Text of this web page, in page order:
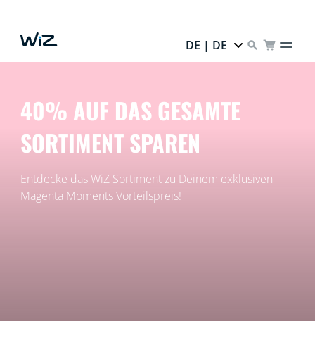
DE | DE
40% AUF DAS GESAMTE
SORTIMENT SPAREN
Entdecke das WiZ Sortiment zu Deinem exklusiven
Magenta Moments Vorteilspreis!